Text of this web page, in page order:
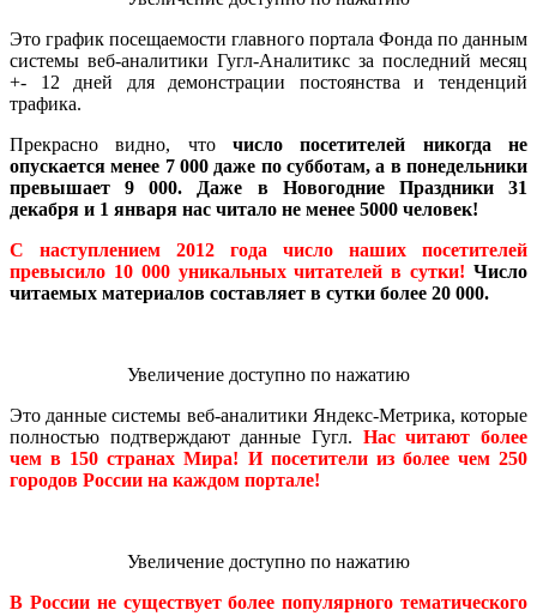
Это график посещаемости главного портала Фонда по данным
системы веб-аналитики Гугл-Аналитикс за последний месяц
+- 12 дней для демонстрации постоянства и тенденций
трафика.
Прекрасно видно, чточисло посетителей никогда не
опускается менее 7 000 даже по субботам, а в понедельники
превышает 9 000. Даже в Новогодние Праздники 31
декабря и 1 января нас читало не менее 5000 человек!
С наступлением 2012 года число наших посетителей
превысило 10 000 уникальных читателей в сутки! Число
читаемых материалов составляет в сутки более 20 000.
Увеличение доступно по нажатию
Это данные системы веб-аналитики Яндекс-Метрика, которые
полностью подтверждают данные Гугл. Нас читают более
чем в 150 странах Мира! И посетители из более чем 250
городов России на каждом портале!
Увеличение доступно по нажатию
В России не существует более популярного тематического